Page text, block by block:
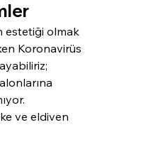
estetiği olmak
Koronavirüs
ve eldiven